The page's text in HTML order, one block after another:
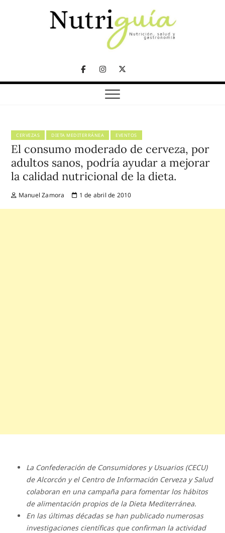
FacebookInstagram
Twitter
Telegram
Nutriguía (Desde
2002)
CERVEZAS DIETA MEDITERRÁNEA EVENTOS
El consumo moderado de cerveza, por
adultos sanos, podría ayudar a mejorar
la calidad nutricional de la dieta.
Manuel Zamora 1 de abril de 2010
La Confederación de Consumidores y Usuarios (CECU)
de Alcorcón y el Centro de Información Cerveza y Salud
colaboran en una campaña para fomentar los hábitos
de alimentación propios de la Dieta Mediterránea.
En las últimas décadas se han publicado numerosas
investigaciones científicas que confirman la actividad